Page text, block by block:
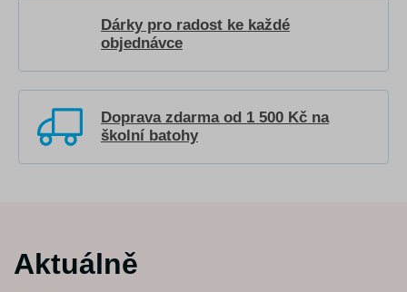
Dárky pro radost ke každé
objednávce
Doprava zdarma od 1 500 Kč na
školní batohy
Aktuálně